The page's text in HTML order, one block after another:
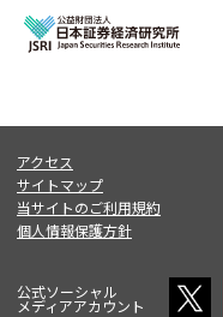
アクセス
サイトマップ
当サイトのご利用規約
個人情報保護方針
公式ソーシャル
メディアアカウント